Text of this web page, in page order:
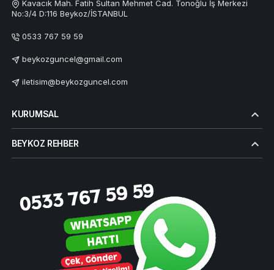
Kavacık Mah. Fatih Sultan Mehmet Cad. Tonoğlu İş Merkezi
No:3/4 D:116 Beykoz/İSTANBUL
0533 767 59 59
beykozguncel@gmail.com
iletisim@beykozguncel.com
KURUMSAL
BEYKOZ REHBER